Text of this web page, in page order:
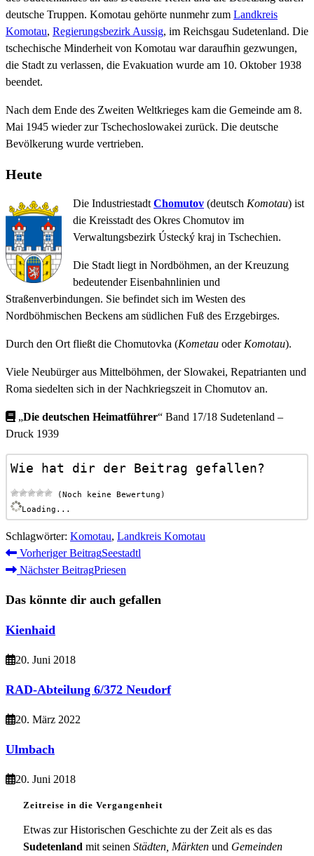
deutsche Truppen. Komotau gehörte nunmehr zum Landkreis
Komotau, Regierungsbezirk Aussig, im Reichsgau Sudetenland. Die
tschechische Minderheit von Komotau war daraufhin gezwungen,
die Stadt zu verlassen, die Evakuation wurde am 10. Oktober 1938
beendet.
Nach dem Ende des Zweiten Weltkrieges kam die Gemeinde am 8.
Mai 1945 wieder zur Tschechoslowakei zurück. Die deutsche
Bevölkerung wurde vertrieben.
Heute
Die Industriestadt Chomutov (deutsch Komotau) ist
die Kreisstadt des Okres Chomutov im
Verwaltungsbezirk Ústecký kraj in Tschechien.
Die Stadt liegt in Nordböhmen, an der Kreuzung
bedeutender Eisenbahnlinien und
Straßenverbindungen. Sie befindet sich im Westen des
Nordböhmischen Beckens am südlichen Fuß des Erzgebirges.
Durch den Ort fließt die Chomutovka (Kometau oder Komotau).
Viele Neubürger aus Mittelböhmen, der Slowakei, Repatrianten und
Roma siedelten sich in der Nachkriegszeit in Chomutov an.
„Die deutschen Heimatführer“ Band 17/18 Sudetenland –
Druck 1939
Wie hat dir der Beitrag gefallen?
(Noch keine Bewertung)
Loading...
Schlagwörter: Komotau, Landkreis Komotau
Weitere
Artikel
ansehen
Vorheriger BeitragSeestadtl
Nächster BeitragPriesen
Das könnte dir auch gefallen
Kienhaid
20. Juni 2018
RAD-Abteilung 6/372 Neudorf
20. März 2022
Ulmbach
20. Juni 2018
Zeitreise in die Vergangenheit
Etwas zur Historischen Geschichte zu der Zeit als es das
Sudetenland mit seinen Städten, Märkten und Gemeinden